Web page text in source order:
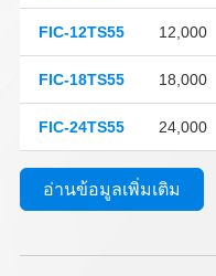
FIC-12TS55 12,000
FIC-18TS55 18,000
FIC-24TS55 24,000
อ่านข้อมูลเพิ่มเติม